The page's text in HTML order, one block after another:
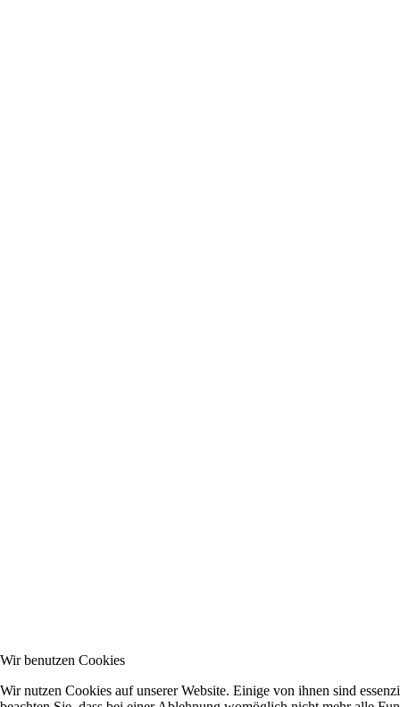
Wir benutzen Cookies
Wir nutzen Cookies auf unserer Website. Einige von ihnen sind